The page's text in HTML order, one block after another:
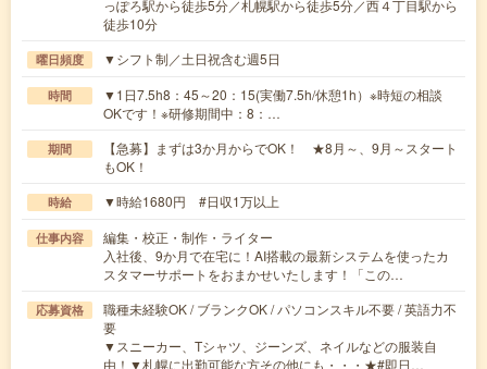
っぽろ駅から徒歩5分／札幌駅から徒歩5分／西４丁目駅から
徒歩10分
曜日頻度 ▼シフト制／土日祝含む週5日
時間
▼1日7.5h8：45～20：15(実働7.5h/休憩1h）※時短の相談
OKです！※研修期間中：8：…
期間
【急募】まずは3か月からでOK！ ★8月～、9月～スタート
もOK！
時給 ▼時給1680円 #日収1万以上
仕事内容
編集・校正・制作・ライター
入社後、9か月で在宅に！AI搭載の最新システムを使ったカ
スタマーサポートをおまかせいたします！「この…
応募資格
職種未経験OK / ブランクOK / パソコンスキル不要 / 英語力不
要
▼スニーカー、Tシャツ、ジーンズ、ネイルなどの服装自
由！▼札幌に出勤可能な方その他にも・・・★#即日…